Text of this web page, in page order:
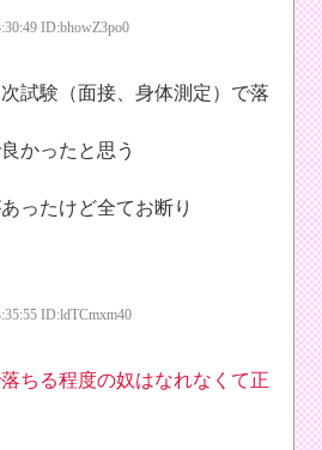
ID:bhowZ3po0
試験（面接、身体測定）で落
かったと思う
ったけど全てお断り
ID:ldTCmxm40
ちる程度の奴はなれなくて正